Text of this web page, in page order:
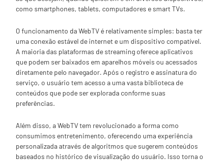
como smartphones, tablets, computadores e smart TVs.
O funcionamento da WebTV é relativamente simples: basta ter
uma conexão estável de internet e um dispositivo compatível.
A maioria das plataformas de streaming oferece aplicativos
que podem ser baixados em aparelhos móveis ou acessados
diretamente pelo navegador. Após o registro e assinatura do
serviço, o usuário tem acesso a uma vasta biblioteca de
conteúdos que pode ser explorada conforme suas
preferências.
Além disso, a WebTV tem revolucionado a forma como
consumimos entretenimento, oferecendo uma experiência
personalizada através de algoritmos que sugerem conteúdos
baseados no histórico de visualização do usuário. Isso torna o